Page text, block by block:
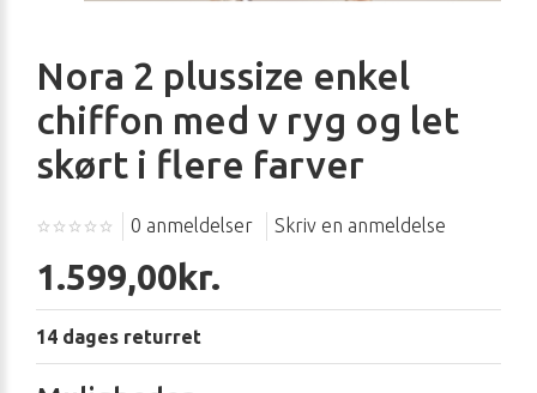
Nora 2 plussize enkel
chiffon med v ryg og let
skørt i flere farver
0 anmeldelser Skriv en anmeldelse
1.599,00kr.
14 dages returret